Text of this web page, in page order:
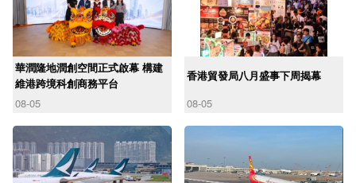
華潤隆地潤創空間正式啟幕 構建
維港跨境科創商務平台
08-05
香港貿發局八月盛事下周揭幕
08-05